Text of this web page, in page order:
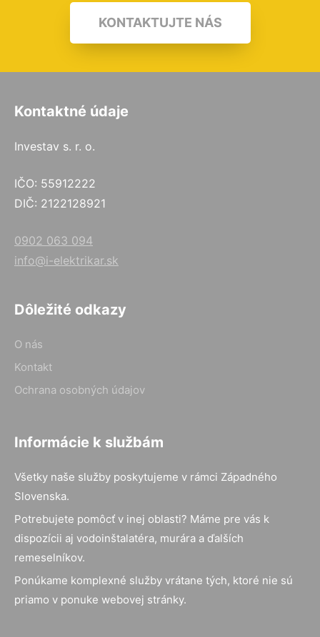
KONTAKTUJTE NÁS
Kontaktné údaje
Investav s. r. o.
IČO: 55912222
DIČ: 2122128921
0902 063 094
info@i-elektrikar.sk
Dôležité odkazy
O nás
Kontakt
Ochrana osobných údajov
Informácie k službám
Všetky naše služby poskytujeme v rámci Západného
Slovenska.
Potrebujete pomôcť v inej oblasti? Máme pre vás k
dispozícii aj vodoinštalatéra, murára a ďalších
remeselníkov.
Ponúkame komplexné služby vrátane tých, ktoré nie sú
priamo v ponuke webovej stránky.